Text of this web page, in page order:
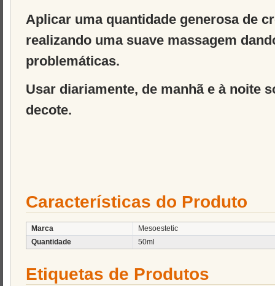
Aplicar uma quantidade generosa de
realizando uma suave massagem
problemáticas.
Usar diariamente, de manhã e à noite
decote.
Características do Produto
Marca
Mesoestetic
Quantidade
50ml
Etiquetas de Produtos